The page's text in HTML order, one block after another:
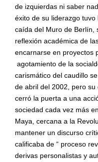
de izquierdas ni saber
éxito de su liderazgo
caída del Muro de Berlín,
reflexión académica de
encarnarse en proyectos
agotamiento de la
carismático del caudillo
de abril del 2002, pero
cerró la puerta a una
sociedad cada vez más
Maya, cercana a la
mantener un discurso
calificaba de “ proceso
derivas personalistas y